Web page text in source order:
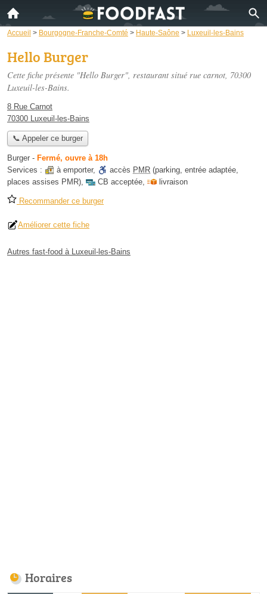
Accueil > Bourgogne-Franche-Comté > Haute-Saône > Luxeuil-les-Bains
Hello Burger
Cette fiche présente "Hello Burger", restaurant situé rue carnot, 70300
Luxeuil-les-Bains.
8 Rue Carnot
70300 Luxeuil-les-Bains
📞 Appeler ce burger
Burger - Fermé, ouvre à 18h
Services :
à emporter, accès PMR (parking, entrée adaptée,
places assises PMR), CB acceptée, livraison
Recommander ce burger
Améliorer cette fiche
Autres fast-food à Luxeuil-les-Bains
Horaires